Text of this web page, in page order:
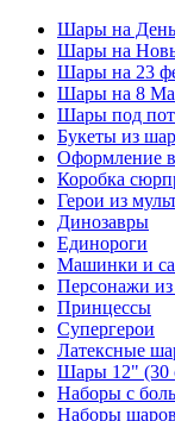
Шары на
Шары на
Шары на 23
Шары на 8
Шары под
Букеты из
Оформление
Коробка
Герои из
Динозавры
Единороги
Машинки и
Персонажи из
Принцессы
Супергерои
Латексные
Шары 12" (30
Наборы с
Наборы